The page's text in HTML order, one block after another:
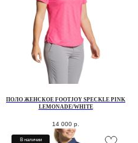
ПОЛО ЖЕНСКОЕ FOOTJOY SPECKLE PINK
LEMONADE/WHITE
14 000 р.
В наличии